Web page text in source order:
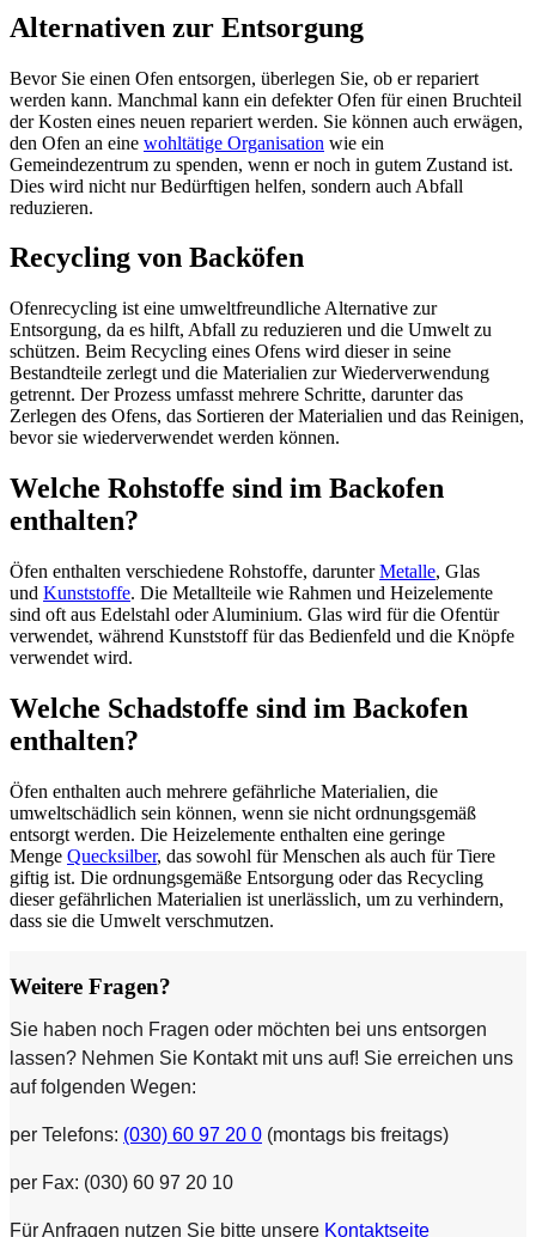
Alternativen zur Entsorgung
Bevor Sie einen Ofen entsorgen, überlegen Sie, ob er repariert
werden kann. Manchmal kann ein defekter Ofen für einen Bruchteil
der Kosten eines neuen repariert werden. Sie können auch erwägen,
den Ofen an eine wohltätige Organisation wie ein
Gemeindezentrum zu spenden, wenn er noch in gutem Zustand ist.
Dies wird nicht nur Bedürftigen helfen, sondern auch Abfall
reduzieren.
Recycling von Backöfen
Ofenrecycling ist eine umweltfreundliche Alternative zur
Entsorgung, da es hilft, Abfall zu reduzieren und die Umwelt zu
schützen. Beim Recycling eines Ofens wird dieser in seine
Bestandteile zerlegt und die Materialien zur Wiederverwendung
getrennt. Der Prozess umfasst mehrere Schritte, darunter das
Zerlegen des Ofens, das Sortieren der Materialien und das Reinigen,
bevor sie wiederverwendet werden können.
Welche Rohstoffe sind im Backofen
enthalten?
Öfen enthalten verschiedene Rohstoffe, darunterMetalle, Glas
und Kunststoffe. Die Metallteile wie Rahmen und Heizelemente
sind oft aus Edelstahl oder Aluminium. Glas wird für die Ofentür
verwendet, während Kunststoff für das Bedienfeld und die Knöpfe
verwendet wird.
Welche Schadstoffe sind im Backofen
enthalten?
Öfen enthalten auch mehrere gefährliche Materialien, die
umweltschädlich sein können, wenn sie nicht ordnungsgemäß
entsorgt werden. Die Heizelemente enthalten eine geringe
Menge Quecksilber, das sowohl für Menschen als auch für Tiere
giftig ist. Die ordnungsgemäße Entsorgung oder das Recycling
dieser gefährlichen Materialien ist unerlässlich, um zu verhindern,
dass sie die Umwelt verschmutzen.
Weitere Fragen?
Sie haben noch Fragen oder möchten bei uns entsorgen
lassen? Nehmen Sie Kontakt mit uns auf! Sie erreichen uns
auf folgenden Wegen:
per Telefons: (030) 60 97 20 0 (montags bis freitags)
per Fax: (030) 60 97 20 10
Für Anfragen nutzen Sie bitte unsere Kontaktseite